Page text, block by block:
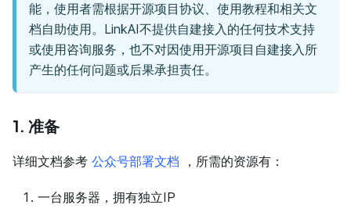
能，使用者需根据开源项目协议、使用教程和相关文
档自助使用。LinkAI不提供自建接入的任何技术支持
或使用咨询服务，也不对因使用开源项目自建接入所
产生的任何问题或后果承担责任。
1. 准备
详细文档参考 公众号部署文档 ，所需的资源有：
一台服务器，拥有独立IP